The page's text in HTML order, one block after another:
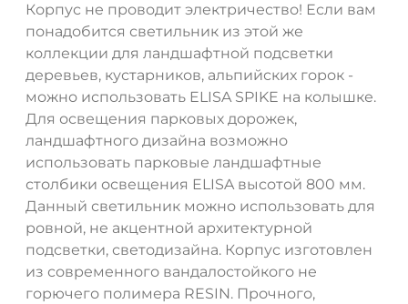
Корпус не проводит электричество! Если вам
понадобится светильник из этой же
коллекции для ландшафтной подсветки
деревьев, кустарников, альпийских горок -
можно использовать ELISA SPIKE на колышке.
Для освещения парковых дорожек,
ландшафтного дизайна возможно
использовать парковые ландшафтные
столбики освещения ELISA высотой 800 мм.
Данный светильник можно использовать для
ровной, не акцентной архитектурной
подсветки, светодизайна. Корпус изготовлен
из современного вандалостойкого не
горючего полимера RESIN. Прочного,